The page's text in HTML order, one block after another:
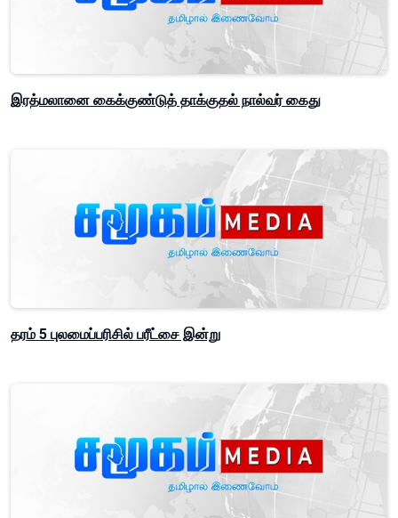
இரத்மலானை கைக்குண்டுத் தாக்குதல் நால்வர் கைது
தரம் 5 புலமைப்பரிசில் பரீட்சை இன்று